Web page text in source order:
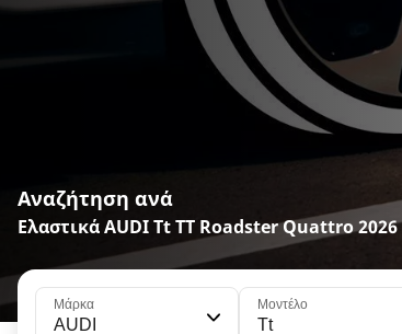
Αναζήτηση ανά
Ελαστικά AUDI Tt TT Roadster Quattro 2026
Μάρκα
AUDI
Μοντέλο
Tt